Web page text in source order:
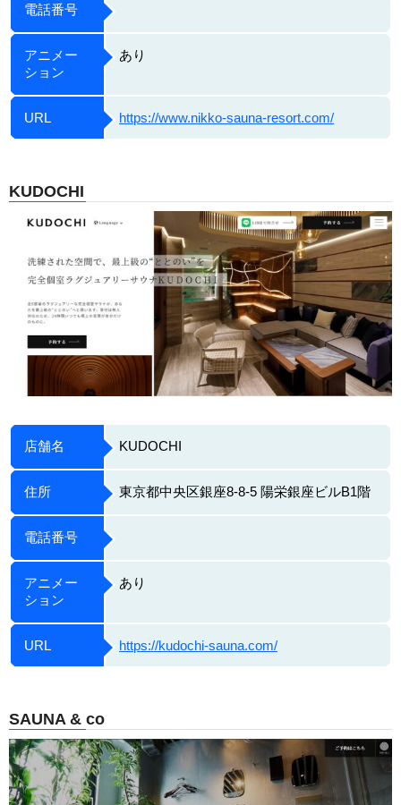
電話番号
アニメー
ション
あり
URL https://www.nikko-sauna-resort.com/
KUDOCHI
店舗名 KUDOCHI
住所 東京都中央区銀座8-8-5 陽栄銀座ビルB1階
電話番号
アニメー
ション
あり
URL https://kudochi-sauna.com/
SAUNA & co